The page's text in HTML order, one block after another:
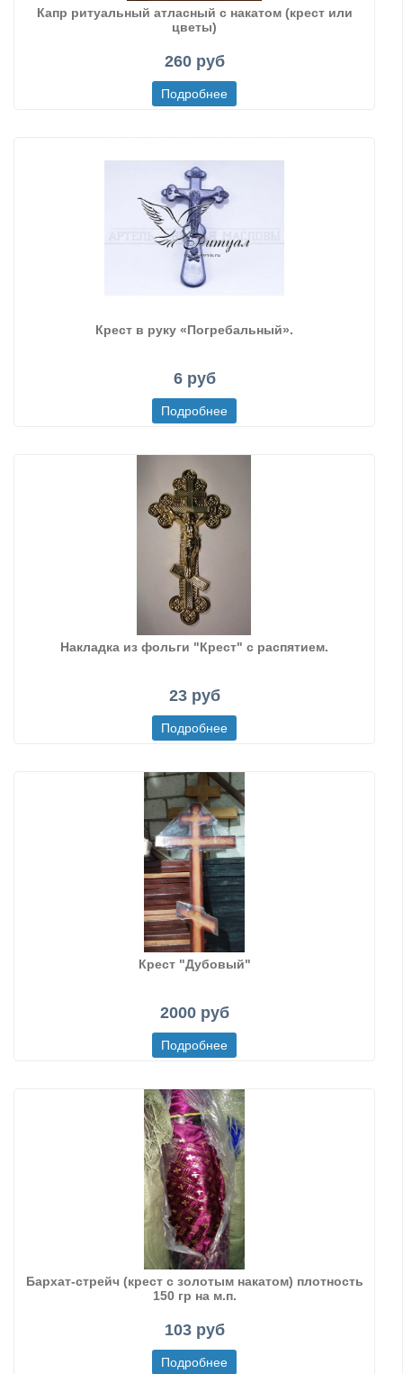
Капр ритуальный атласный с накатом (крест или
цветы)
260 руб
Крест в руку «Погребальный».
6 руб
Накладка из фольги "Крест" с распятием.
23 руб
Крест "Дубовый"
2000 руб
Бархат-стрейч (крест с золотым накатом) плотность
150 гр на м.п.
103 руб